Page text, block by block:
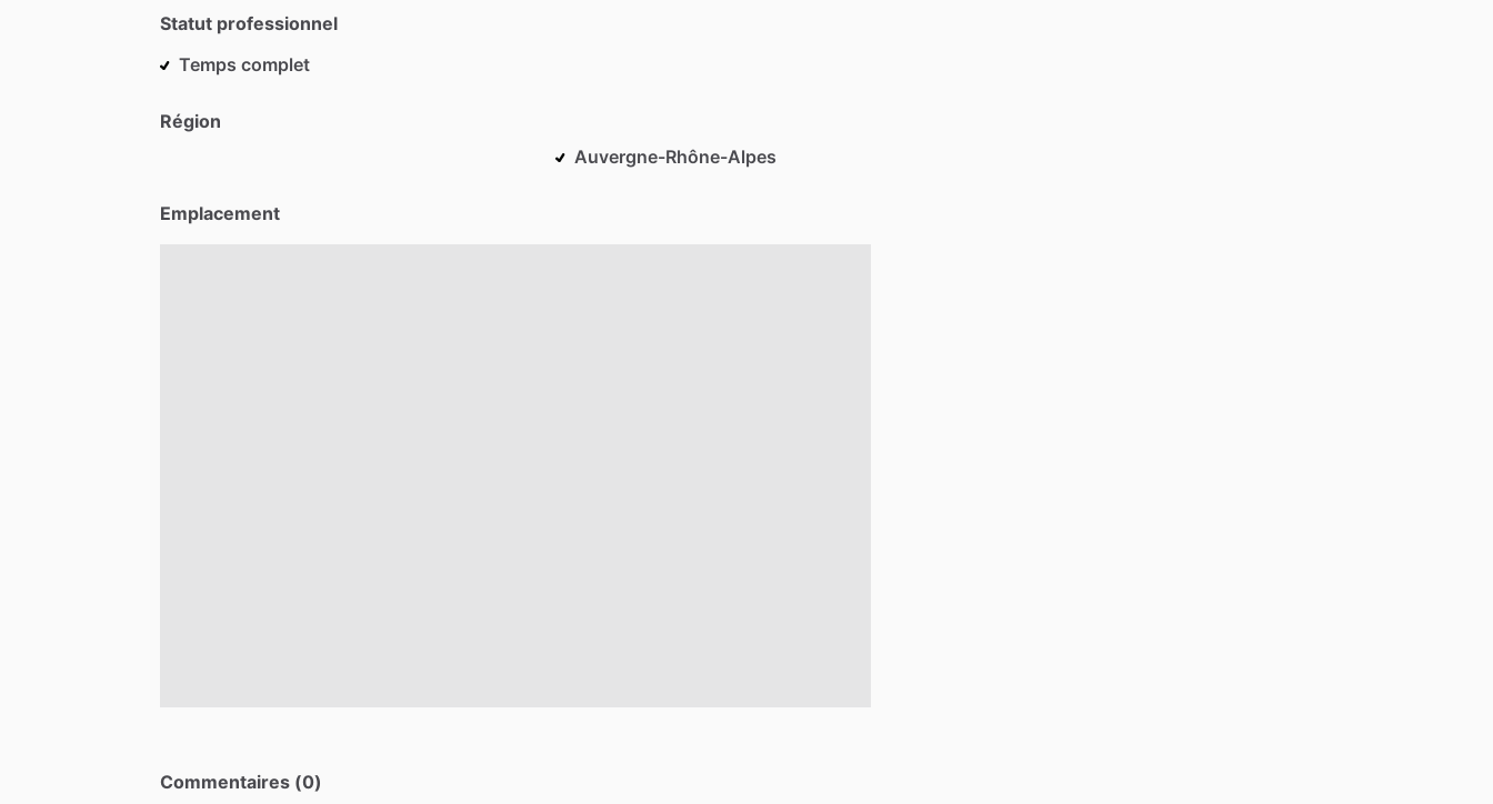
Statut professionnel
Temps complet
Région
Auvergne-Rhône-Alpes
Emplacement
Commentaires (0)